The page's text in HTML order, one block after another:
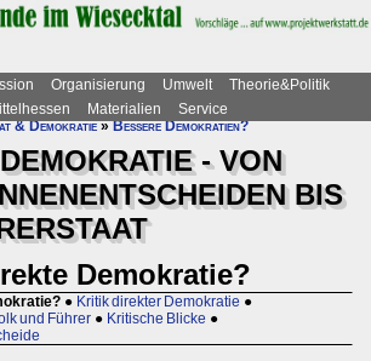
Organisierung Umwelt
Theorie&Politik
Materialien
Service
& Demokratie»Bessere Demokratien?
- VON
BIS
Demokratie?
● Kritik direkter Demokratie ●
und Führer ● Kritische Blicke ●